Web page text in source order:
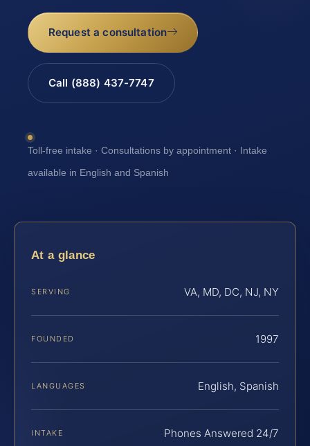
Request a consultation
Call (888) 437-7747
Toll-free intake · Consultations by appointment · Intake
available in English and Spanish
At a glance
SERVING VA, MD, DC, NJ, NY
FOUNDED 1997
LANGUAGES English, Spanish
INTAKE Phones Answered 24/7